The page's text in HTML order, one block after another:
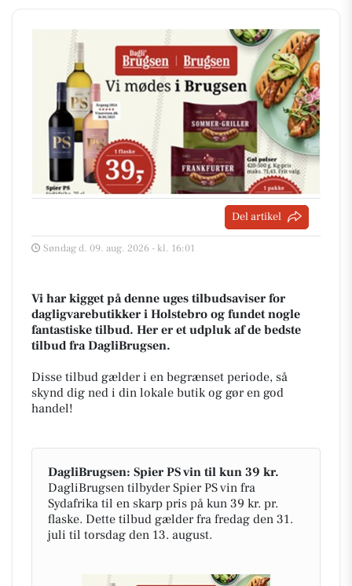
Del artikel
Søndag d. 09. aug. 2026 - kl. 16:01
Vi har kigget på denne uges tilbudsaviser for
dagligvarebutikker i Holstebro og fundet nogle
fantastiske tilbud. Her er et udpluk af de bedste
tilbud fra DagliBrugsen.
Disse tilbud gælder i en begrænset periode, så
skynd dig ned i din lokale butik og gør en god
handel!
DagliBrugsen: Spier PS vin til kun 39 kr.
DagliBrugsen tilbyder Spier PS vin fra
Sydafrika til en skarp pris på kun 39 kr. pr.
flaske. Dette tilbud gælder fra fredag den 31.
juli til torsdag den 13. august.